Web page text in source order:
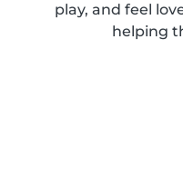
play, and feel
helping